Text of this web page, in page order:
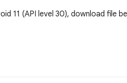
11 (API level 30), download file